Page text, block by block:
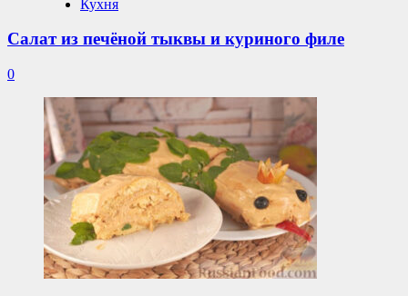
Кухня
Салат из печёной тыквы и куриного филе
0